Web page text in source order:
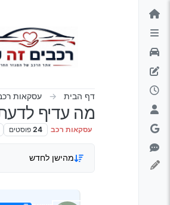
דילוג לתוכן
דף הבית עסקאות
מה עדיף
עסקאות רכב 24 פוסטים
מהישן לחדש